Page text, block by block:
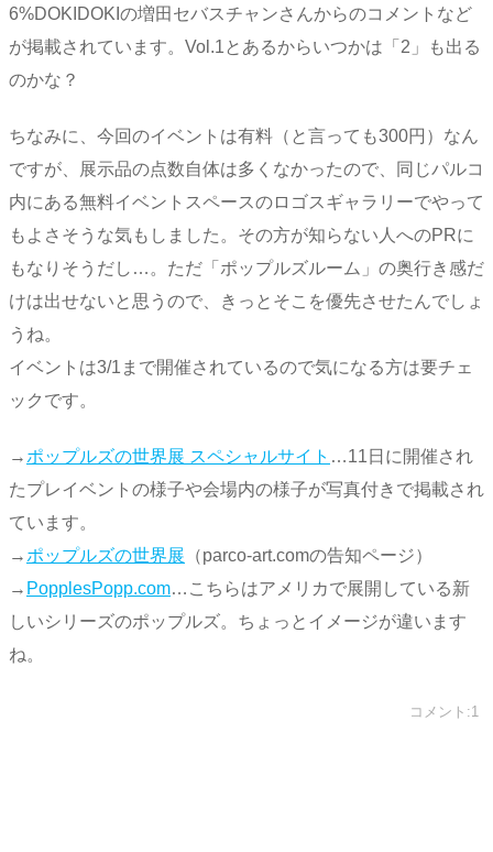
6%DOKIDOKIの増田セバスチャンさんからのコメントなど
が掲載されています。Vol.1とあるからいつかは「2」も出る
のかな？
ちなみに、今回のイベントは有料（と言っても300円）なん
ですが、展示品の点数自体は多くなかったので、同じパルコ
内にある無料イベントスペースのロゴスギャラリーでやって
もよさそうな気もしました。その方が知らない人へのPRに
もなりそうだし…。ただ「ポップルズルーム」の奥行き感だ
けは出せないと思うので、きっとそこを優先させたんでしょ
うね。
イベントは3/1まで開催されているので気になる方は要チェ
ックです。
→ ポップルズの世界展 スペシャルサイト …11日に開催され
たプレイベントの様子や会場内の様子が写真付きで掲載され
ています。
→ ポップルズの世界展 （parco-art.comの告知ページ）
→ PopplesPopp.com…こちらはアメリカで展開している新
しいシリーズのポップルズ。ちょっとイメージが違います
ね。
コメント:1